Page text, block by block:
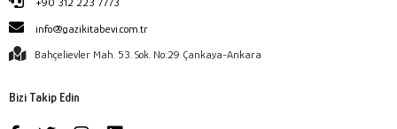
info@gazikitabevi.com.tr
Bahçelievler Mah. 53. Sok. No:29 Çankaya-Ankara
Bizi Takip Edin